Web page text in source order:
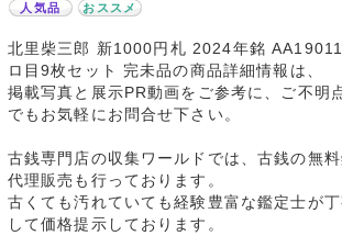
人気品 おススメ
北里柴三郎 新1000円札 2024年銘
ロ目9枚セット 完未品の商品詳細情報は、
掲載写真と展示PR動画をご参考に、ご不明
でもお気軽にお問合せ下さい。
古銭専門店の収集ワールドでは、古銭の無料
代理販売も行っております。
古くても汚れていても経験豊富な鑑定士が
して価格提示しております。